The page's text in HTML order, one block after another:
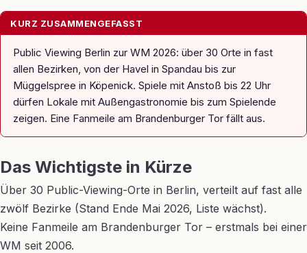
KURZ ZUSAMMENGEFASST
Public Viewing Berlin zur WM 2026: über 30 Orte in fast
allen Bezirken, von der Havel in Spandau bis zur
Müggelspree in Köpenick. Spiele mit Anstoß bis 22 Uhr
dürfen Lokale mit Außengastronomie bis zum Spielende
zeigen. Eine Fanmeile am Brandenburger Tor fällt aus.
Das Wichtigste in Kürze
Über 30 Public-Viewing-Orte in Berlin, verteilt auf fast alle
zwölf Bezirke (Stand Ende Mai 2026, Liste wächst).
Keine Fanmeile am Brandenburger Tor – erstmals bei einer
WM seit 2006.